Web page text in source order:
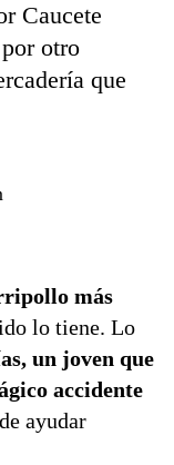
Caucete
otro
que
más
lo tiene. Lo
un joven que
accidente
ayudar